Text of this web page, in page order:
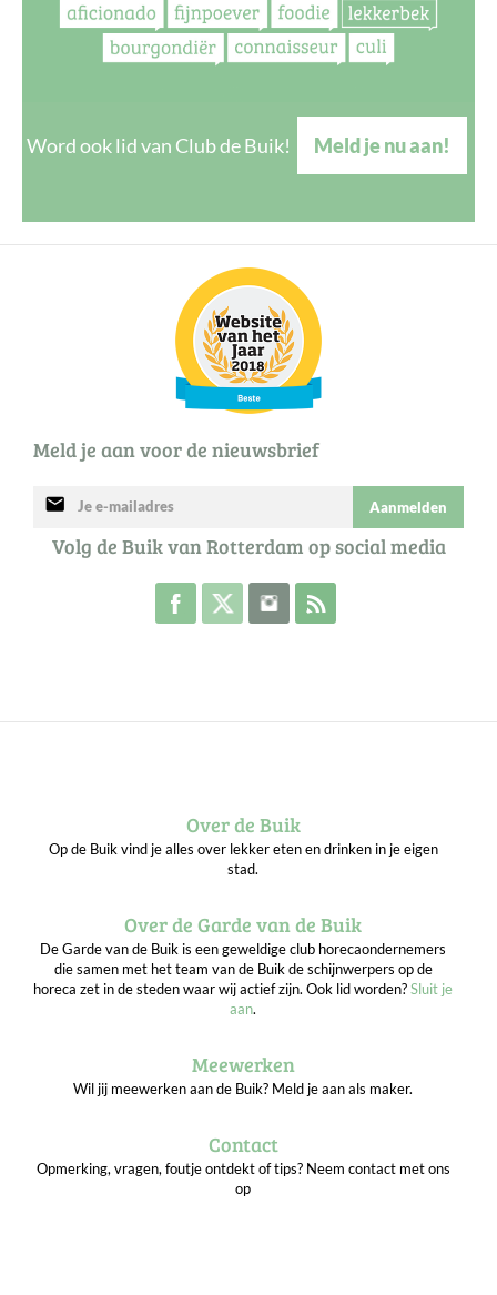
Word ook lid van Club de Buik! Meld je nu aan!
Meld je aan voor de nieuwsbrief
mail Aanmelden
Volg de Buik van Rotterdam op social media
Volg de Buik op Facebook
Volg de Buik op Twitter
Volg de Buik op Instagram
Over de Buik
Op de Buik vind je alles over lekker eten en drinken in je eigen
stad.
Over de Garde van de Buik
De Garde van de Buik is een geweldige club horecaondernemers
die samen met het team van de Buik de schijnwerpers op de
horeca zet in de steden waar wij actief zijn. Ook lid worden?Sluit je
aan.
Meewerken
Wil jij meewerken aan de Buik? Meld je aan als maker.
Contact
Opmerking, vragen, foutje ontdekt of tips? Neem contact met ons
op